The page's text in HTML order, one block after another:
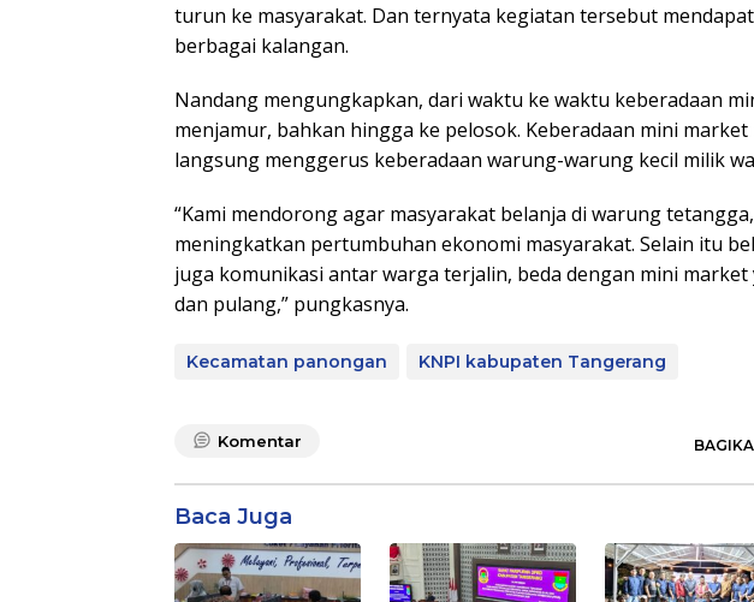
turun ke masyarakat. Dan ternyata kegiatan tersebut
berbagai kalangan.
Nandang mengungkapkan, dari waktu ke waktu keberadaan
menjamur, bahkan hingga ke pelosok. Keberadaan mini
langsung menggerus keberadaan warung-warung kecil milik
“Kami mendorong agar masyarakat belanja di warung
meningkatkan pertumbuhan ekonomi masyarakat. Selain itu
juga komunikasi antar warga terjalin, beda dengan mini
dan pulang,” pungkasnya.
Kecamatan panongan KNPI kabupaten Tangerang
Komentar
Baca Juga